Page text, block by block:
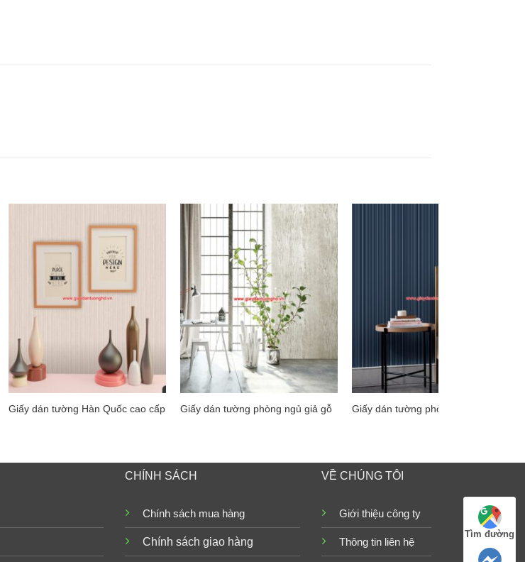
Giấy dán tường Hàn Quốc cao cấp Giấy dán tường phòng ngủ giả gỗ Giấy dán tường phòng ngủ sọc
CHÍNH SÁCH
Chính sách mua hàng
Chính sách giao hàng
VỀ CHÚNG TÔI
Giới thiệu công ty
Thông tin liên hệ
Tìm đường